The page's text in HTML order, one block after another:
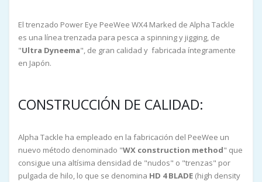
El trenzado Power Eye PeeWee WX4 Marked de Alpha Tackle
es una línea trenzada para pesca a spinning y jigging, de
"Ultra Dyneema", de gran calidad y fabricada íntegramente
en Japón.
CONSTRUCCIÓN DE CALIDAD:
Alpha Tackle ha empleado en la fabricación del PeeWee un
nuevo método denominado "WX construction method" que
consigue una altísima densidad de "nudos" o "trenzas" por
pulgada de hilo, lo que se denomina HD 4 BLADE (high density